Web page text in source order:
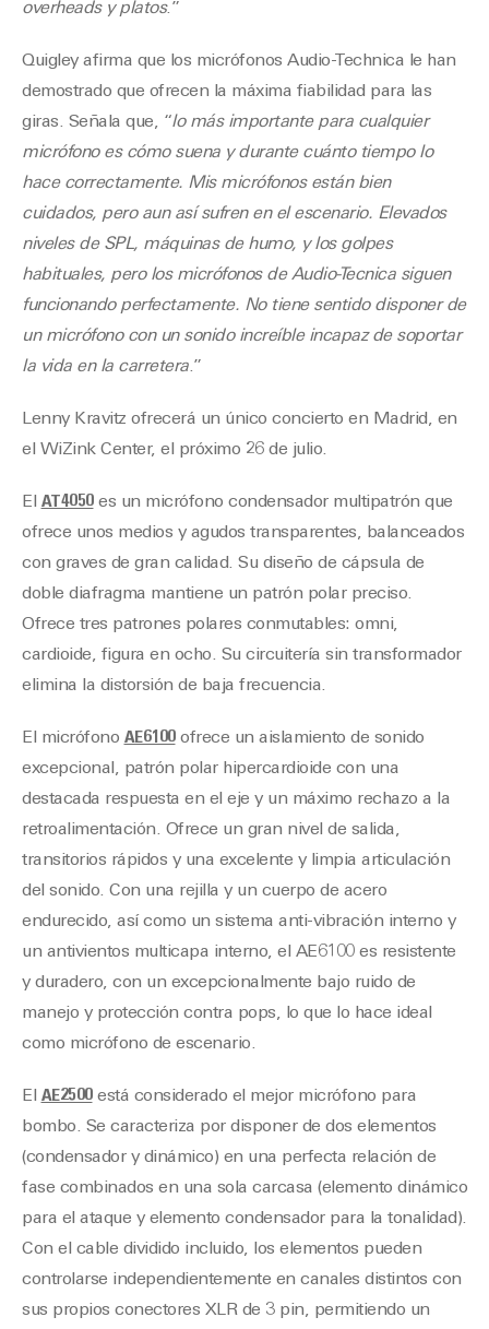
overheads y platos.”
Quigley afirma que los micrófonos Audio-Technica le han
demostrado que ofrecen la máxima fiabilidad para las
giras. Señala que, “lo más importante para cualquier
micrófono es cómo suena y durante cuánto tiempo lo
hace correctamente. Mis micrófonos están bien
cuidados, pero aun así sufren en el escenario. Elevados
niveles de SPL, máquinas de humo, y los golpes
habituales, pero los micrófonos de Audio-Tecnica siguen
funcionando perfectamente. No tiene sentido disponer de
un micrófono con un sonido increíble incapaz de soportar
la vida en la carretera.”
Lenny Kravitz ofrecerá un único concierto en Madrid, en
el WiZink Center, el próximo 26 de julio.
El AT4050es un micrófono condensador multipatrón que
ofrece unos medios y agudos transparentes, balanceados
con graves de gran calidad. Su diseño de cápsula de
doble diafragma mantiene un patrón polar preciso.
Ofrece tres patrones polares conmutables: omni,
cardioide, figura en ocho. Su circuitería sin transformador
elimina la distorsión de baja frecuencia.
El micrófono AE6100ofrece un aislamiento de sonido
excepcional, patrón polar hipercardioide con una
destacada respuesta en el eje y un máximo rechazo a la
retroalimentación. Ofrece un gran nivel de salida,
transitorios rápidos y una excelente y limpia articulación
del sonido. Con una rejilla y un cuerpo de acero
endurecido, así como un sistema anti-vibración interno y
un antivientos multicapa interno, el AE6100 es resistente
y duradero, con un excepcionalmente bajo ruido de
manejo y protección contra pops, lo que lo hace ideal
como micrófono de escenario.
El AE2500está considerado el mejor micrófono para
bombo. Se caracteriza por disponer de dos elementos
(condensador y dinámico) en una perfecta relación de
fase combinados en una sola carcasa (elemento dinámico
para el ataque y elemento condensador para la tonalidad).
Con el cable dividido incluido, los elementos pueden
controlarse independientemente en canales distintos con
sus propios conectores XLR de 3 pin, permitiendo un